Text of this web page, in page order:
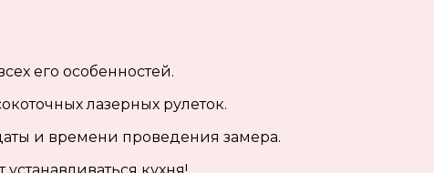
его особенностей.
лазерных рулеток.
и времени проведения замера.